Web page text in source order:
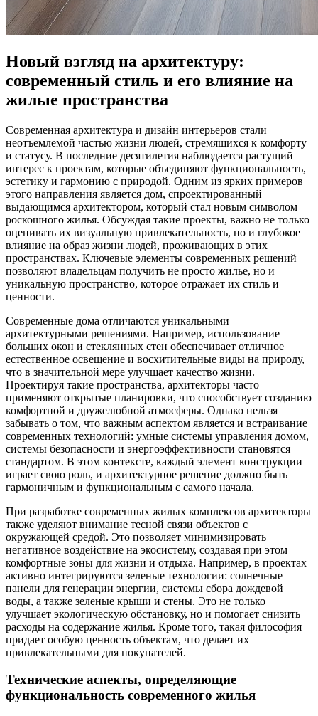
Новый взгляд на архитектуру:
современный стиль и его влияние на
жилые пространства
Современная архитектура и дизайн интерьеров стали
неотъемлемой частью жизни людей, стремящихся к комфорту
и статусу. В последние десятилетия наблюдается растущий
интерес к проектам, которые объединяют функциональность,
эстетику и гармонию с природой. Одним из ярких примеров
этого направления является дом, спроектированный
выдающимся архитектором, который стал новым символом
роскошного жилья. Обсуждая такие проекты, важно не только
оценивать их визуальную привлекательность, но и глубокое
влияние на образ жизни людей, проживающих в этих
пространствах. Ключевые элементы современных решений
позволяют владельцам получить не просто жилье, но и
уникальную пространство, которое отражает их стиль и
ценности.
Современные дома отличаются уникальными
архитектурными решениями. Например, использование
больших окон и стеклянных стен обеспечивает отличное
естественное освещение и восхитительные виды на природу,
что в значительной мере улучшает качество жизни.
Проектируя такие пространства, архитекторы часто
применяют открытые планировки, что способствует созданию
комфортной и дружелюбной атмосферы. Однако нельзя
забывать о том, что важным аспектом является и встраивание
современных технологий: умные системы управления домом,
системы безопасности и энергоэффективности становятся
стандартом. В этом контексте, каждый элемент конструкции
играет свою роль, и архитектурное решение должно быть
гармоничным и функциональным с самого начала.
При разработке современных жилых комплексов архитекторы
также уделяют внимание тесной связи объектов с
окружающей средой. Это позволяет минимизировать
негативное воздействие на экосистему, создавая при этом
комфортные зоны для жизни и отдыха. Например, в проектах
активно интегрируются зеленые технологии: солнечные
панели для генерации энергии, системы сбора дождевой
воды, а также зеленые крыши и стены. Это не только
улучшает экологическую обстановку, но и помогает снизить
расходы на содержание жилья. Кроме того, такая философия
придает особую ценность объектам, что делает их
привлекательными для покупателей.
Технические аспекты, определяющие
функциональность современного жилья